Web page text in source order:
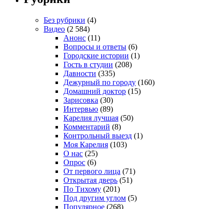
Без рубрики (4)
Видео (2 584)
Анонс (11)
Вопросы и ответы (6)
Городские истории (1)
Гость в студии (208)
Давности (335)
Дежурный по городу (160)
Домашний доктор (15)
Зарисовка (30)
Интервью (89)
Карелия лучшая (50)
Комментарий (8)
Контрольный выезд (1)
Моя Карелия (103)
О нас (25)
Опрос (6)
От первого лица (71)
Открытая дверь (51)
По Тихому (201)
Под другим углом (5)
Популярное (268)